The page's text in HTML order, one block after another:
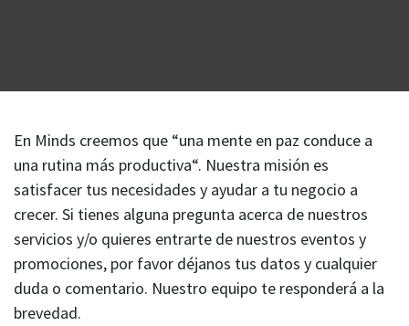
En Minds creemos que “una mente en paz conduce a
una rutina más productiva“. Nuestra misión es
satisfacer tus necesidades y ayudar a tu negocio a
crecer. Si tienes alguna pregunta acerca de nuestros
servicios y/o quieres entrarte de nuestros eventos y
promociones, por favor déjanos tus datos y cualquier
duda o comentario. Nuestro equipo te responderá a la
brevedad.